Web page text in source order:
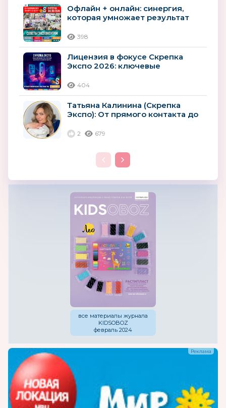
Офлайн + онлайн: синергия,
которая умножает результат
398
Лицензия в фокусе Скрепка
Экспо 2026: ключевые
лицензионного рынка
404
Татьяна Калинина (Скрепка
Экспо): От прямого контакта до
которые...
2 679
все материалы журнала
KIDSOBOZ
февраль 2024